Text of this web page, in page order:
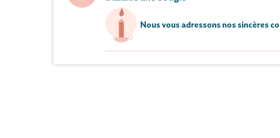
Nous vous adressons nos sincères